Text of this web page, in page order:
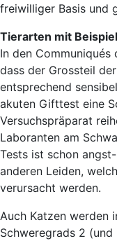
freiwilliger Basis und
Tierarten mit
In den
dass der Grossteil
entsprechend
akuten Gifttest eine
Versuchspräparat
Laboranten am
Tests ist schon
anderen Leiden,
verursacht werden.
Auch Katzen werden
Schweregrads 2